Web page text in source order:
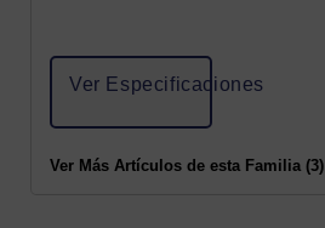
Ver Especificaciones
Ver Más Artículos de esta Familia (3)